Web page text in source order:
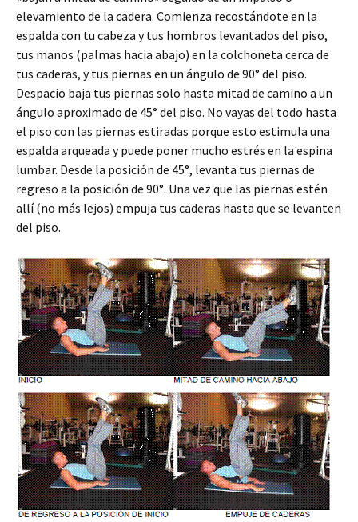
elevamiento de la cadera. Comienza recostándote en la
espalda con tu cabeza y tus hombros levantados del piso,
tus manos (palmas hacia abajo) en la colchoneta cerca de
tus caderas, y tus piernas en un ángulo de 90° del piso.
Despacio baja tus piernas solo hasta mitad de camino a un
ángulo aproximado de 45° del piso. No vayas del todo hasta
el piso con las piernas estiradas porque esto estimula una
espalda arqueada y puede poner mucho estrés en la espina
lumbar. Desde la posición de 45°, levanta tus piernas de
regreso a la posición de 90°. Una vez que las piernas estén
allí (no más lejos) empuja tus caderas hasta que se levanten
del piso.